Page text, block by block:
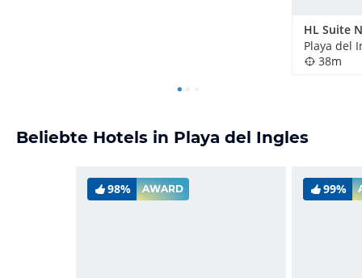
Playa del
38m
Beliebte Hotels in Playa del Ingles
98% AWARD 99%